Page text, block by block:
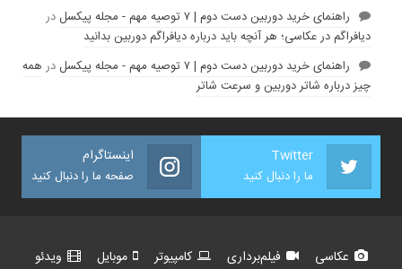
راهنمای خرید دوربین دست دوم | ۷ توصیه مهم - مجله پیکسل
در
دیافراگم در عکاسی؛ هر آنچه باید درباره دیافراگم دوربین بدانید
راهنمای خرید دوربین دست دوم | ۷ توصیه مهم - مجله پیکسل
در همه
چیز درباره شاتر دوربین و سرعت شاتر
Twitter
ما را دنبال کنید
اینستاگرام
صفحه ما را دنبال کنید
عکاسی فیلم‌برداری کامپیوتر موبایل
ویدئو